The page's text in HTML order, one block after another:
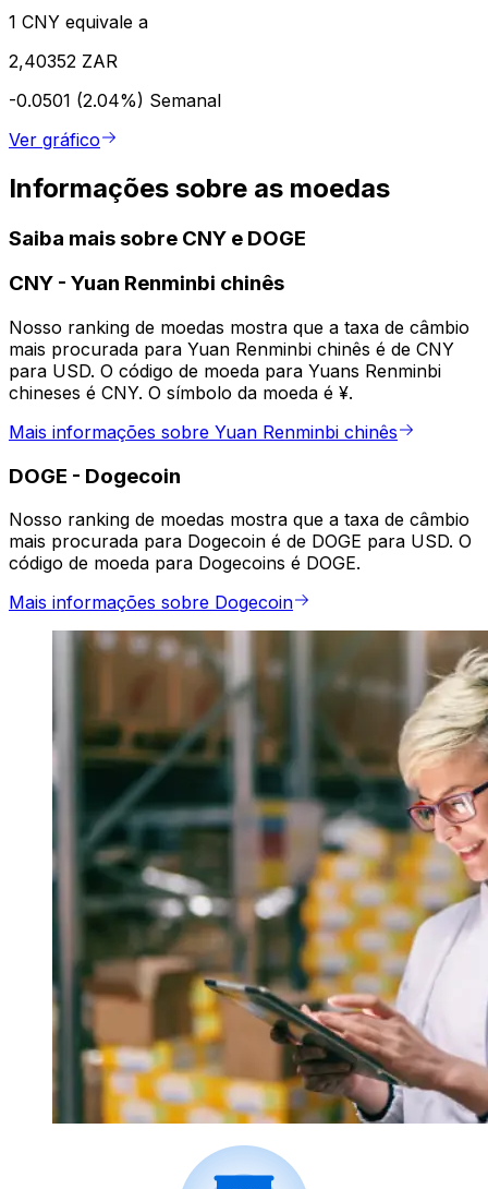
1 CNY equivale a
2,40352 ZAR
-0.0501 (2.04%) Semanal
Ver gráfico
Informações sobre as moedas
Saiba mais sobre CNY e DOGE
CNY - Yuan Renminbi chinês
Nosso ranking de moedas mostra que a taxa de câmbio
mais procurada para Yuan Renminbi chinês é de CNY
para USD. O código de moeda para Yuans Renminbi
chineses é CNY. O símbolo da moeda é ¥.
Mais informações sobre Yuan Renminbi chinês
DOGE - Dogecoin
Nosso ranking de moedas mostra que a taxa de câmbio
mais procurada para Dogecoin é de DOGE para USD. O
código de moeda para Dogecoins é DOGE.
Mais informações sobre Dogecoin